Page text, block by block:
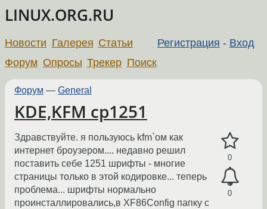
LINUX.ORG.RU
Регистрация - Вход
Новости Галерея Статьи
Форум Опросы Трекер Поиск
Форум — General
KDE,KFM cp1251
0
0
Здравствуйте. я пользуюсь kfm`ом как
интернет броузером.... недавно решил
поставить себе 1251 шрифты - многие
страницы только в этой кодировке... теперь
проблема... шрифты нормально
проинсталлировались,в XF86Config папку с